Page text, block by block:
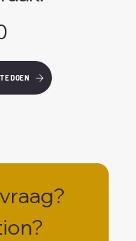
DOEN